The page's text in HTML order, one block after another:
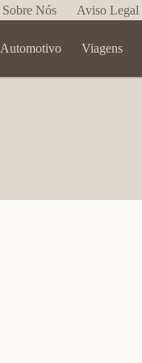
Sobre Nós Aviso Legal
Automotivo Viagens